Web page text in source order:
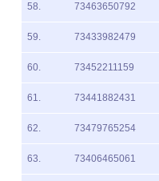
58. 73463650792
59. 73433982479
60. 73452211159
61. 73441882431
62. 73479765254
63. 73406465061